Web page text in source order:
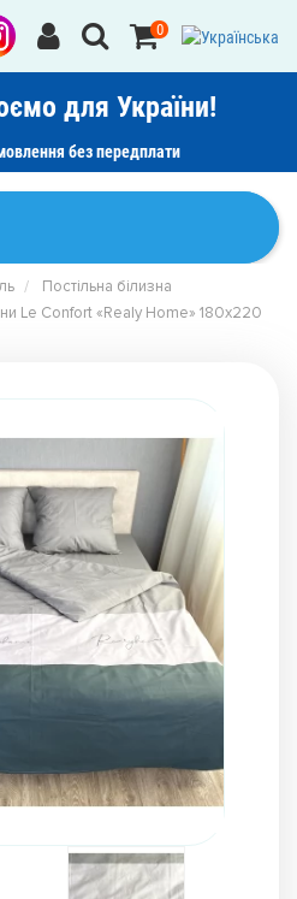
для України!
без передплати
0
і постільної білизни
Постільна білизна
Le Confort «Realy Home» 180x220